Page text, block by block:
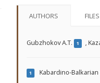
AUTHORS FILES
Gubzhokov A.T. 1 ,
1 Kabardino-